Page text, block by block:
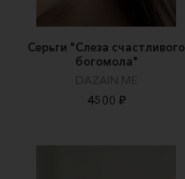
Серьги "Слеза счастливого
богомола"
DAZAIN.ME
4500 ₽